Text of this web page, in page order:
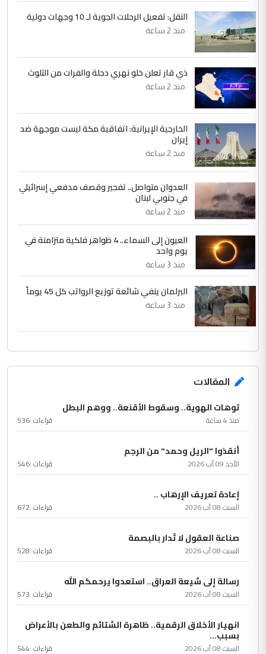
النقل: تفعيل الرحلات الجوية لـ 10 وجهات دولية
منذ 2 ساعة
ذي قار تعلن خلو نهري دجلة والفرات من التلوث
منذ 2 ساعة
الخارجية الإيرانية: اتفاقية مكة ليست موجهة ضد
إيران
منذ 2 ساعة
العدوان متواصل.. تفجير وقصف مدفعي إسرائيلي
في جنوبي لبنان
منذ 2 ساعة
العيون إلى السماء.. 4 ظواهر فلكية متزامنة في
يوم واحد
منذ 3 ساعة
البرلمان ينفي شائعة توزيع الرواتب كل 45 يوماً
منذ 3 ساعة
المقالات
توهات الهوية.. وسقوط الأقنعة.. ووهم البطل
منذ 4 ساعة قراءات :536
أنقذوا "الريل وحمد" من الرجم
الأحد 09 آب 2026 قراءات :546
إعادة تعريف الإرهاب ..
السبت 08 آب 2026 قراءات :672
صناعة العقول لا تُدار بالبصمة
السبت 08 آب 2026 قراءات :528
رسالة إلى شيعة العراق.. استعدوا يرحمكم الله
السبت 08 آب 2026 قراءات :573
انهيار الأخلاق الرقمية.. ظاهرة الشتائم والطعن بالأعراض
بسبب...
السبت 08 آب 2026 قراءات :544